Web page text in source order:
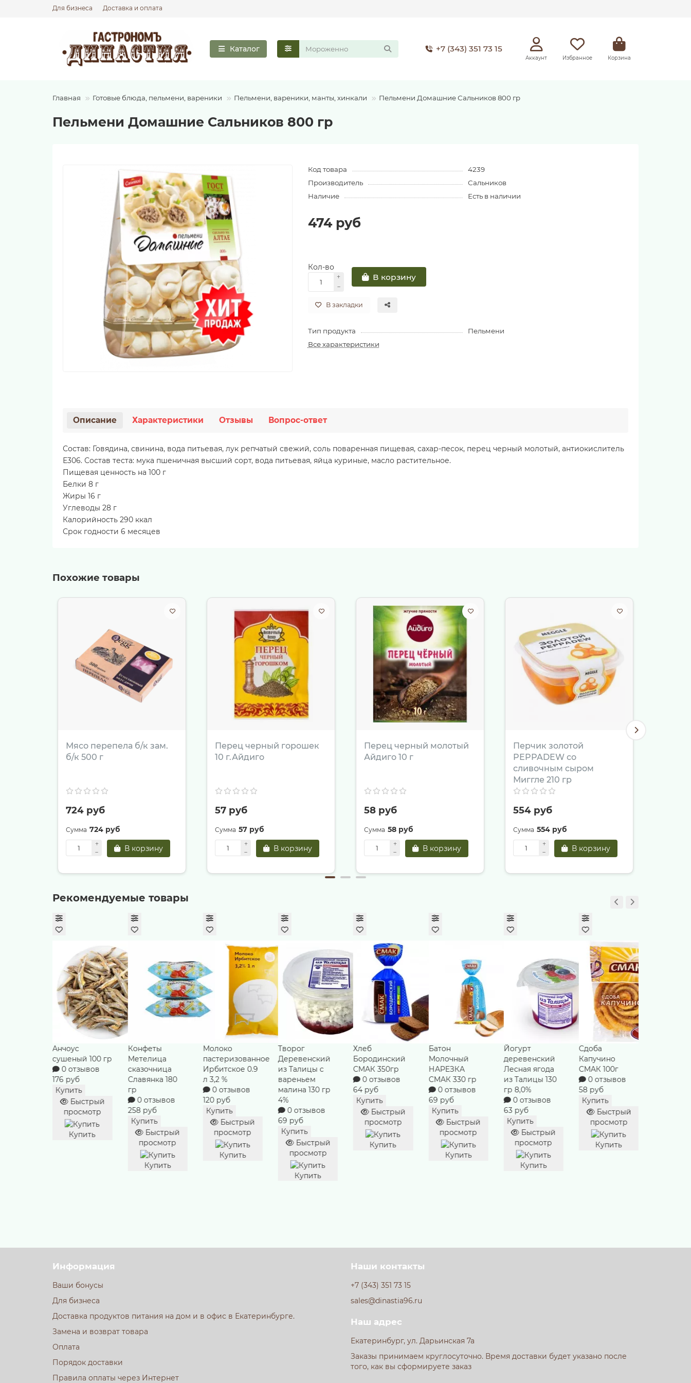
Для бизнеса Доставка и оплата
Каталог +7 (343) 351 73 15
Аккаунт Избранное Корзина
Главная Готовые блюда, пельмени, вареники Пельмени, вареники, манты, хинкали Пельмени Домашние Сальников 800 гр
Пельмени Домашние Сальников 800 гр
Код товара
4239
Производитель
Сальников
Наличие
Есть в наличии
474 руб
Кол-во
В корзину
В закладки
Тип продукта
Пельмени
Все характеристики
Описание Характеристики Отзывы Вопрос-ответ
Состав: Говядина, свинина, вода питьевая, лук репчатый свежий, соль поваренная пищевая, сахар-песок, перец черный молотый, антиокислитель
Е306. Состав теста: мука пшеничная высший сорт, вода питьевая, яйца куриные, масло растительное.
Пищевая ценность на 100 г
Белки 8 г
Жиры 16 г
Углеводы 28 г
Калорийность 290 ккал
Срок годности 6 месяцев
Похожие товары
Мясо перепела б/к зам.
б/к 500 г
724 руб
724 руб
В корзину
Перец черный горошек
10 г.Айдиго
57 руб
57 руб
В корзину
Перец черный молотый
Айдиго 10 г
58 руб
58 руб
В корзину
Перчик золотой
PEPPADEW со
сливочным сыром
Миггле 210 гр
554 руб
554 руб
В корзину
Рекомендуемые товары
Конфеты
Метелица
сказочница
Славянка 180
гр
0 отзывов
258 руб
Купить
Быстрый
Молоко
пастеризованное
Ирбитское 0.9
л 3,2 %
120 руб
Купить
Быстрый
просмотр
Купить
Творог
Деревенский
из Талицы с
вареньем
малина 130 гр
4%
0 отзывов
69 руб
Купить
Быстрый
просмотр
Хлеб
Бородинский
СМАК 350гр
0 отзывов
64 руб
Купить
Быстрый
просмотр
Купить
Батон
Молочный
НАРЕЗКА
СМАК 330 гр
0 отзывов
69 руб
Купить
Быстрый
просмотр
Йогурт
деревенский
Лесная ягода
из Талицы 130
гр 8,0%
0 отзывов
63 руб
Купить
Быстрый
просмотр
Сдоба
Капучино
СМАК 100г
0 отзывов
58 руб
Купить
Быстрый
просмотр
Купить
Майонез
Провансаль
ЕЖК 386гр 67%
0 отзывов
151 руб
Купить
Быстрый
просмотр
Купить
Информация
Ваши бонусы
Для бизнеса
Доставка продуктов питания на дом и в офис в Екатеринбурге.
Замена и возврат товара
Оплата
Порядок доставки
Правила оплаты через Интернет
Наши контакты
+7 (343) 351 73 15
sales@dinastia96.ru
Наш адрес
Екатеринбург, ул. Дарьинская 7а
Заказы принимаем круглосуточно. Время доставки будет указано после
того, как вы сформируете заказ